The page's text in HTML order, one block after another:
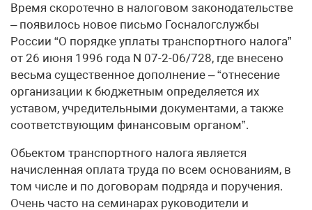
Время скоротечно в налоговом законодательстве
– появилось новое письмо Госналогслужбы
России “О порядке уплаты транспортного налога”
от 26 июня 1996 года N 07-2-06/728, где внесено
весьма существенное дополнение – “отнесение
организации к бюджетным определяется их
уставом, учредительными документами, а также
соответствующим финансовым органом”.
Обьектом транспортного налога является
начисленная оплата труда по всем основаниям, в
том числе и по договорам подряда и поручения.
Очень часто на семинарах руководители и